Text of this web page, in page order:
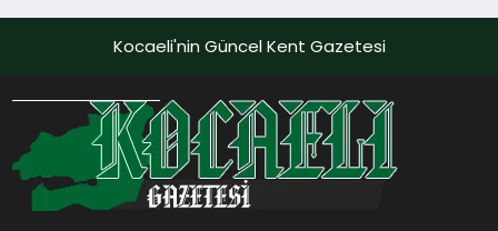
Kocaeli'nin Güncel Kent Gazetesi